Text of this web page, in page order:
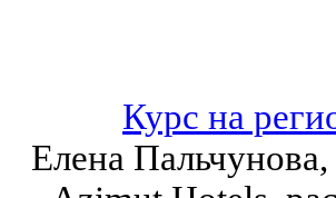
Курс на
Елена